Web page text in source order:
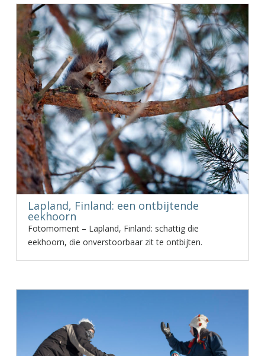
Lapland, Finland: een ontbijtende
eekhoorn
Fotomoment – Lapland, Finland: schattig die
eekhoorn, die onverstoorbaar zit te ontbijten.